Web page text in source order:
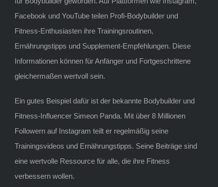
Facebook und YouTube teilen Profi-Bodybuilder und
Fitness-Enthusiasten ihre Trainingsroutinen,
Ernährungstipps und Supplement-Empfehlungen. Diese
Informationen können für Anfänger und Fortgeschrittene
gleichermaßen wertvoll sein.
Ein gutes Beispiel dafür ist der bekannte Bodybuilder und
Fitness-Influencer Simeon Panda. Mit über 8 Millionen
Followern auf Instagram teilt er regelmäßig seine
Trainingsvideos und Ernährungstipps. Seine Beiträge sind
eine wertvolle Ressource für alle, die ihre Fitness
verbessern wollen.